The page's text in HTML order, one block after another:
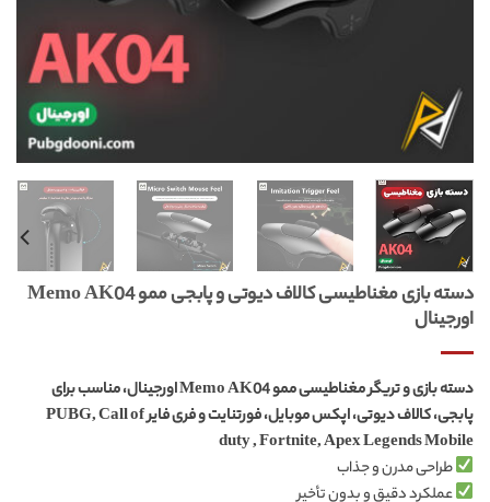
دسته بازی مغناطیسی کالاف دیوتی و پابجی ممو Memo AK04
اورجینال
دسته بازی و تریگر مغناطیسی ممو Memo AK04 اورجینال، مناسب برای
پابجی، کالاف دیوتی، اپکس موبایل، فورتنایت و فری فایر PUBG, Call of
duty , Fortnite, Apex Legends Mobile
طراحی مدرن و جذاب
عملکرد دقیق و بدون تأخیر